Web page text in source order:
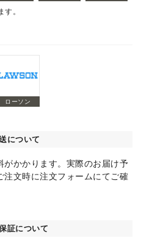
。
ローソン
について
がかかります。実際のお届け予
注文時に注文フォームにてご確
証について